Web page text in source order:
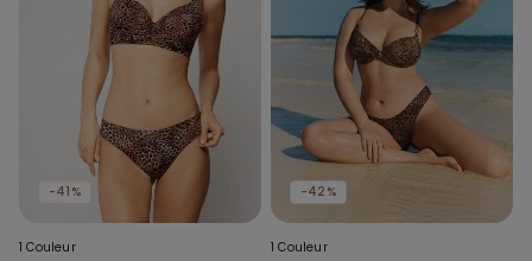
-41%
1 Couleur
-42%
1 Couleur